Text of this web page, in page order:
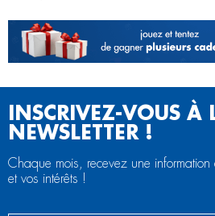
INSCRIVEZ-VOUS À
NEWSLETTER !
Chaque mois, recevez une information
et vos intérêts !